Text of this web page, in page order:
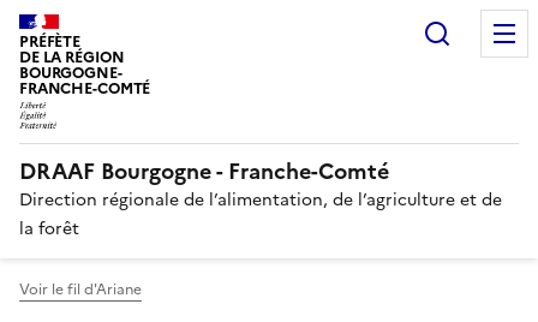
PRÉFÈTE
DE LA RÉGION
BOURGOGNE-
FRANCHE-COMTÉ
DRAAF Bourgogne - Franche-Comté
Direction régionale de l’alimentation, de l’agriculture et de
la forêt
Voir le fil d'Ariane